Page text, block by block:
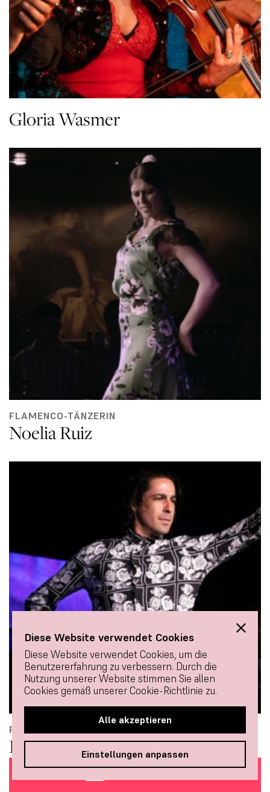
Gloria Wasmer
FLAMENCO-TÄNZERIN
Noelia Ruiz
FLAMENCO-TÄNZER
Pablo Fraile
Diese Website verwendet Cookies
Diese Website verwendet Cookies, um die
Benutzererfahrung zu verbessern. Durch die
Nutzung unserer Website stimmen Sie allen
Cookies gemäß unserer Cookie-Richtlinie zu.
Alle akzeptieren
Einstellungen anpassen